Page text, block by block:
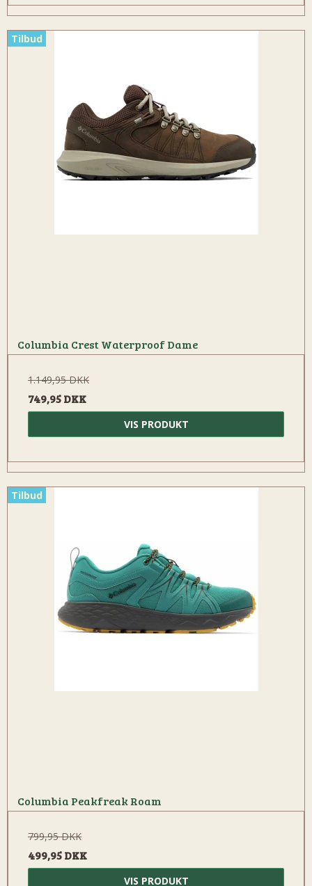
Tilbud
Columbia Crest Waterproof Dame
1.149,95 DKK
749,95 DKK
VIS PRODUKT
Tilbud
Columbia Peakfreak Roam
799,95 DKK
499,95 DKK
VIS PRODUKT